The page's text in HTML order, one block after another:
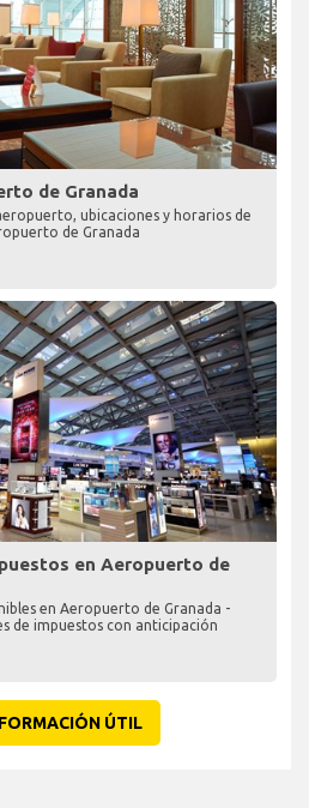
de Granada
ubicaciones y horarios de
de Granada
en Aeropuerto de
en Aeropuerto de Granada -
de impuestos con anticipación
ÚTIL